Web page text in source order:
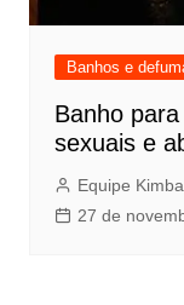
Banhos e
Banho
sexuais e
Equipe
27 de